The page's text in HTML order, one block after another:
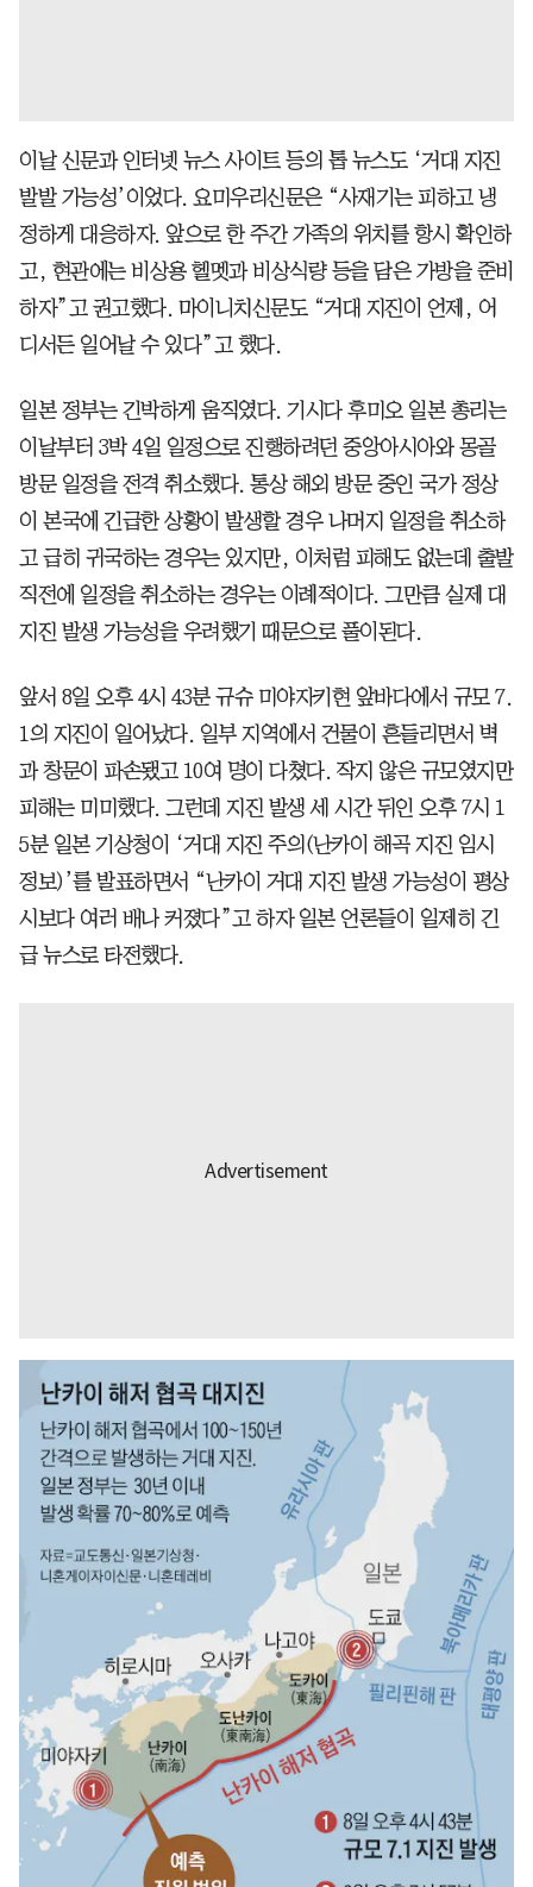
이날 신문과 인터넷 뉴스 사이트 등의 톱 뉴스도 ‘거대 지진
발발 가능성’이었다. 요미우리신문은 “사재기는 피하고 냉
정하게 대응하자. 앞으로 한 주간 가족의 위치를 항시 확인하
고, 현관에는 비상용 헬멧과 비상식량 등을 담은 가방을 준비
하자”고 권고했다. 마이니치신문도 “거대 지진이 언제, 어
디서든 일어날 수 있다”고 했다.
일본 정부는 긴박하게 움직였다. 기시다 후미오 일본 총리는
이날부터 3박 4일 일정으로 진행하려던 중앙아시아와 몽골
방문 일정을 전격 취소했다. 통상 해외 방문 중인 국가 정상
이 본국에 긴급한 상황이 발생할 경우 나머지 일정을 취소하
고 급히 귀국하는 경우는 있지만, 이처럼 피해도 없는데 출발
직전에 일정을 취소하는 경우는 이례적이다. 그만큼 실제 대
지진 발생 가능성을 우려했기 때문으로 풀이된다.
앞서 8일 오후 4시 43분 규슈 미야자키현 앞바다에서 규모 7.
1의 지진이 일어났다. 일부 지역에서 건물이 흔들리면서 벽
과 창문이 파손됐고 10여 명이 다쳤다. 작지 않은 규모였지만
피해는 미미했다. 그런데 지진 발생 세 시간 뒤인 오후 7시 1
5분 일본 기상청이 ‘거대 지진 주의(난카이 해곡 지진 임시
정보)’를 발표하면서 “난카이 거대 지진 발생 가능성이 평상
시보다 여러 배나 커졌다”고 하자 일본 언론들이 일제히 긴
급 뉴스로 타전했다.